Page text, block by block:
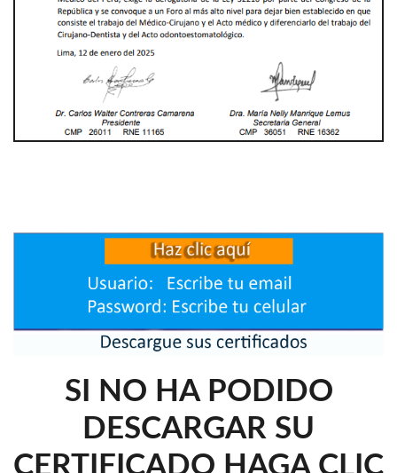
SI NO HA PODIDO
DESCARGAR SU
CERTIFICADO HAGA CLIC